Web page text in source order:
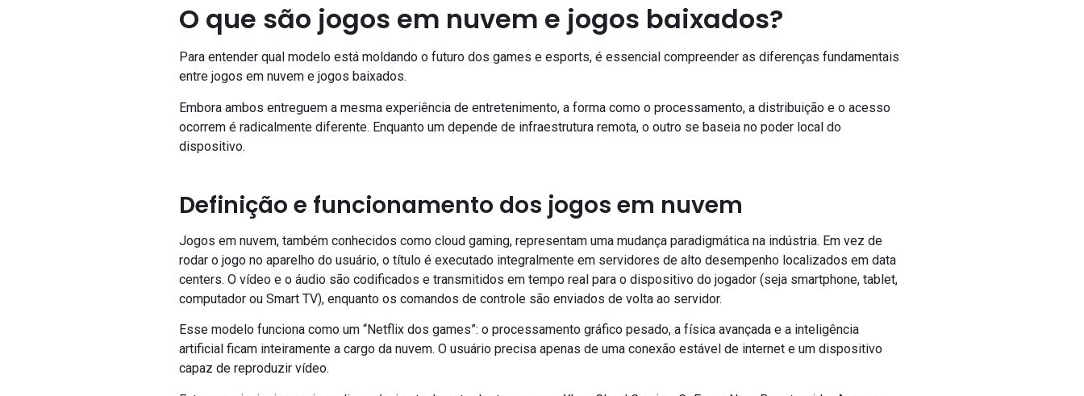
O que são jogos em nuvem e jogos baixados?
Para entender qual modelo está moldando o futuro dos games e esports, é essencial compreender as diferenças fundamentais
entre jogos em nuvem e jogos baixados.
Embora ambos entreguem a mesma experiência de entretenimento, a forma como o processamento, a distribuição e o acesso
ocorrem é radicalmente diferente. Enquanto um depende de infraestrutura remota, o outro se baseia no poder local do
dispositivo.
Definição e funcionamento dos jogos em nuvem
Jogos em nuvem, também conhecidos como cloud gaming, representam uma mudança paradigmática na indústria. Em vez de
rodar o jogo no aparelho do usuário, o título é executado integralmente em servidores de alto desempenho localizados em data
centers. O vídeo e o áudio são codificados e transmitidos em tempo real para o dispositivo do jogador (seja smartphone, tablet,
computador ou Smart TV), enquanto os comandos de controle são enviados de volta ao servidor.
Esse modelo funciona como um “Netflix dos games”: o processamento gráfico pesado, a física avançada e a inteligência
artificial ficam inteiramente a cargo da nuvem. O usuário precisa apenas de uma conexão estável de internet e um dispositivo
capaz de reproduzir vídeo.